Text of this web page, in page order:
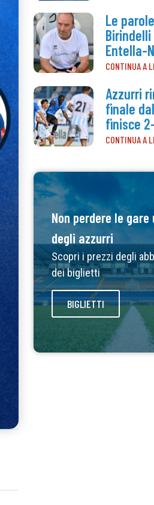
Le
Entella-
CONTINUA A
Azzurri
finale
finisce
CONTINUA A
Non perdere le
degli azzurri
Scopri i prezzi degli
dei biglietti
BIGLIETTI